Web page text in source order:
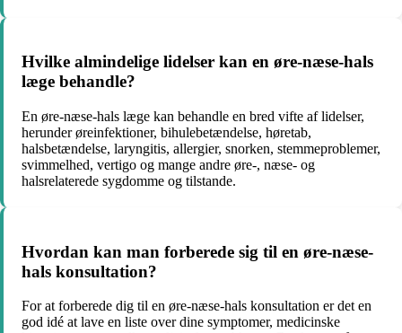
Hvilke almindelige lidelser kan en øre-næse-hals
læge behandle?
En øre-næse-hals læge kan behandle en bred vifte af lidelser,
herunder øreinfektioner, bihulebetændelse, høretab,
halsbetændelse, laryngitis, allergier, snorken, stemmeproblemer,
svimmelhed, vertigo og mange andre øre-, næse- og
halsrelaterede sygdomme og tilstande.
Hvordan kan man forberede sig til en øre-næse-
hals konsultation?
For at forberede dig til en øre-næse-hals konsultation er det en
god idé at lave en liste over dine symptomer, medicinske